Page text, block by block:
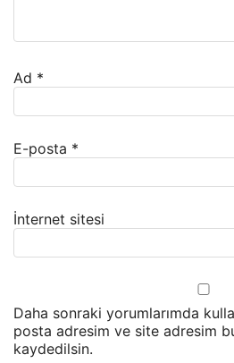
Ad *
E-posta *
İnternet sitesi
Daha sonraki yorumlarımda
posta adresim ve site adresim
kaydedilsin.